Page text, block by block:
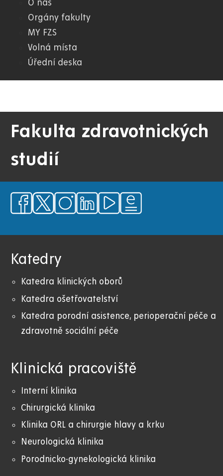
O nás
Orgány fakulty
MY FZS
Volná místa
Úřední deska
Fakulta zdravotnických
studií
Katedry
Katedra klinických oborů
Katedra ošetřovatelství
Katedra porodní asistence, perioperační péče a
zdravotně sociální péče
Klinická pracoviště
Interní klinika
Chirurgická klinika
Klinika ORL a chirurgie hlavy a krku
Neurologická klinika
Porodnicko-gynekologická klinika